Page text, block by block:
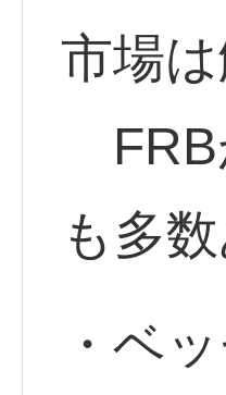
市場
FRB
も多数
・ベ